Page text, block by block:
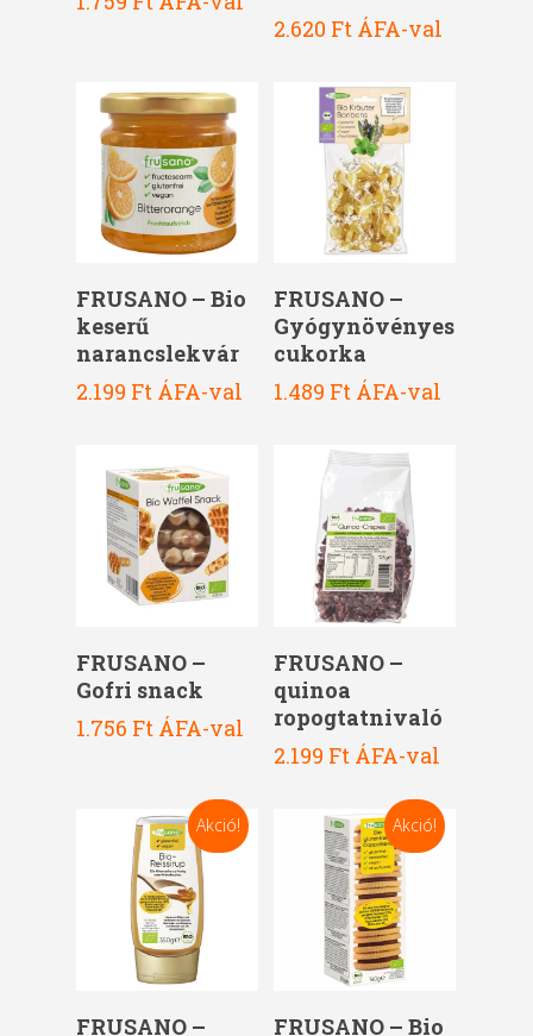
2.620 Ft ÁFA-val
Kosárba Teszem
FRUSANO – Bio
keserű
narancslekvár
2.199 Ft ÁFA-val
Kosárba Teszem
FRUSANO –
Gyógynövényes
cukorka
1.489 Ft ÁFA-val
Kosárba Teszem
FRUSANO –
Gofri snack
1.756 Ft ÁFA-val
Kosárba Teszem
FRUSANO –
quinoa
ropogtatnivaló
2.199 Ft ÁFA-val
Akció!
Kosárba Teszem
FRUSANO –
Akció!
Kosárba Teszem
FRUSANO – Bio